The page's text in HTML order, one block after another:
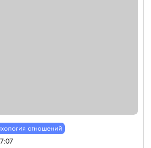
отношений